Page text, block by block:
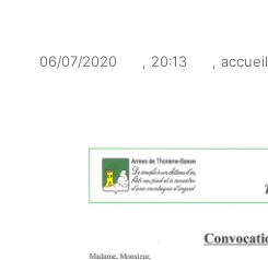
06/07/2020 , 20:13 , accueil